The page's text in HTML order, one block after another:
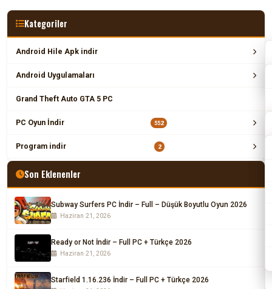
Kategoriler
Android Hile Apk indir
Android Uygulamaları
Grand Theft Auto GTA 5 PC
PC Oyun İndir 552
Program indir 2
Son Eklenenler
Subway Surfers PC İndir – Full – Düşük Boyutlu Oyun 2026
Haziran 21, 2026
Ready or Not İndir – Full PC + Türkçe 2026
Haziran 21, 2026
Starfield 1.16.236 İndir – Full PC + Türkçe 2026